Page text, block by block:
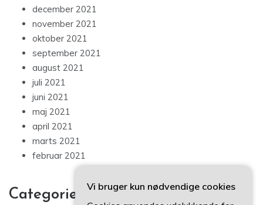
december 2021
november 2021
oktober 2021
september 2021
august 2021
juli 2021
juni 2021
maj 2021
april 2021
marts 2021
februar 2021
Categories
Vi bruger kun nødvendige cookies